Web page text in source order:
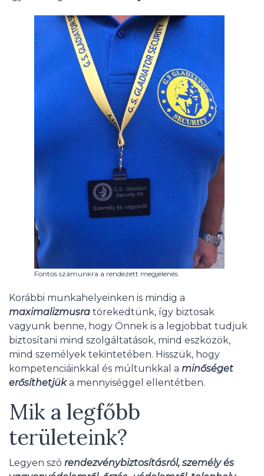
Fontos számunkra a rendezett megjelenés
Korábbi munkahelyeinken is mindig a
maximalizmusra törekedtünk, így biztosak
vagyunk benne, hogy Önnek is a legjobbat tudjuk
biztosítani mind szolgáltatások, mind eszközök,
mind személyek tekintetében. Hisszük, hogy
kompetenciáinkkal és múltunkkal a minőséget
erősíthetjüka mennyiséggel ellentétben.
Mik a legfőbb
területeink?
Legyen szó rendezvénybiztosításról, személy és